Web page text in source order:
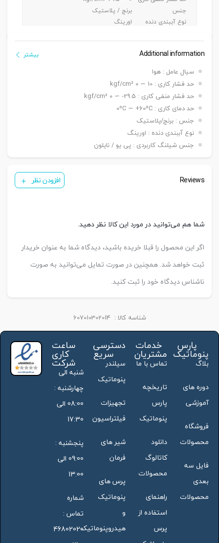
جنس
برنج / پلاستیک
نوع آببندی دنده
اورینگ
Additional information
سیال عامل : هوا
حد فشار کاری : 10 ∼ 0 kgf/cm²
حد فشار منفی کاری : 29.5- ∼ 0 kgf/cm²
حد دمای کاری : 0ºC ∼ +60ºC
جنس : برنج/پلاستیک
نوع آببندی دنده : اورینگ
جنس شیلنگ کاربردی : پی یو / نایلون
بیشتر
Reviews افزودن نظر
شما هم می‌توانید در مورد این کالا نظر دهید.
اگر این محصول را قبلا خریده باشید، دیدگاه شما به عنوان خریدار
ثبت خواهد شد. همچنین در صورت تمایل می‌توانید به صورت
ناشناس دیدگاه خود را ثبت کنید.
شناسه کالا : 607010302014
پارس
پنوماتیک
بلاگ
دوره های
آموزشی
فروشگاه
محصولات
فایل سه
بعدی
محصولات
خدمات
مشتریان
تماس با ما
تاریخچه
پارس
پنوماتیک
دانلود
کاتالوگ
محصولات
راهنمای
استفاده از
پرس
دسترسی
سریع
سیلندر
پنوماتیک
تجهیزات
فیلتراسیون
شیر های
فرمان
پرس های
پنوماتیک
و
هیدروپنوماتیک
ساعت
کاری
شرکت
شنبه الی
چهارشنبه :
08:00 الی
17:30
پنجشنبه :
09:00 الی
13:00
شماره
تماس :
46802020